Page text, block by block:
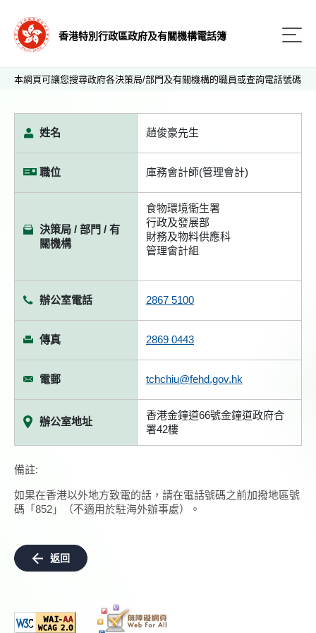
香港特別行政區政府及有關機構電話簿
本網頁可讓您搜尋政府各決策局/部門及有關機構的職員或查詢電話號碼
姓名 趙俊豪先生
職位 庫務會計師(管理會計)
決策局 / 部門 / 有
關機構
食物環境衞生署
行政及發展部
財務及物料供應科
管理會計組
辦公室電話 2867 5100
傳真 2869 0443
電郵 tchchiu@fehd.gov.hk
辦公室地址
香港金鐘道66號金鐘道政府合
署42樓
備註:
如果在香港以外地方致電的話，請在電話號碼之前加撥地區號
碼「852」（不適用於駐海外辦事處）。
返回